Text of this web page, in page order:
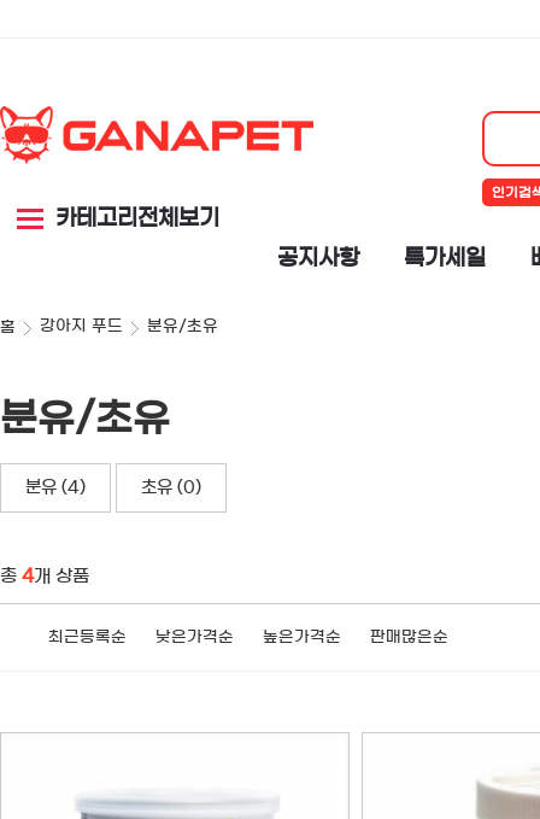
카테고리전체보기
인기검
공지사항 특가세일
홈 강아지 푸드 분유/초유
분유/초유
분유 (4) 초유 (0)
총 4개 상품
최근등록순 낮은가격순 높은가격순 판매많은순